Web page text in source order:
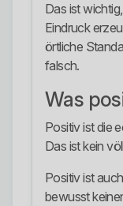
Das ist
Eindruck
örtliche
falsch.
Was
Positiv ist die
Das ist kein
Positiv ist
bewusst